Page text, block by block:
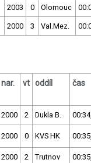
2003 0 Olomouc
2000 3 Val.Mez.
nar. vt oddíl čas
2000 2 Dukla B.
2000 0 KVS HK
2000 2 Trutnov